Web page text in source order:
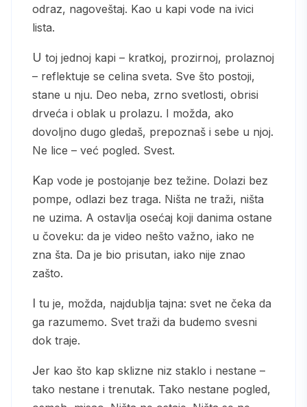
odraz, nagoveštaj. Kao u kapi vode na ivici
lista.
U toj jednoj kapi – kratkoj, prozirnoj, prolaznoj
– reflektuje se celina sveta. Sve što postoji,
stane u nju. Deo neba, zrno svetlosti, obrisi
drveća i oblak u prolazu. I možda, ako
dovoljno dugo gledaš, prepoznaš i sebe u njoj.
Ne lice – već pogled. Svest.
Kap vode je postojanje bez težine. Dolazi bez
pompe, odlazi bez traga. Ništa ne traži, ništa
ne uzima. A ostavlja osećaj koji danima ostane
u čoveku: da je video nešto važno, iako ne
zna šta. Da je bio prisutan, iako nije znao
zašto.
I tu je, možda, najdublja tajna: svet ne čeka da
ga razumemo. Svet traži da budemo svesni
dok traje.
Jer kao što kap sklizne niz staklo i nestane –
tako nestane i trenutak. Tako nestane pogled,